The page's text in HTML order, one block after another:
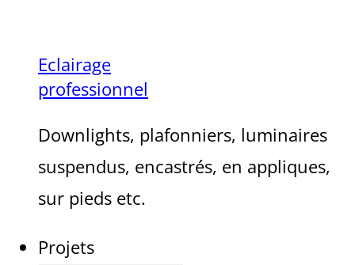
Eclairage
professionnel
Downlights, plafonniers, luminaires
suspendus, encastrés, en appliques,
sur pieds etc.
Projets